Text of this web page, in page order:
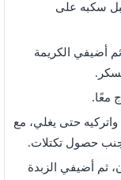
قبل سكبه على
أضيفي الكريمة
معًا.
حتى يغلي، مع
حصول تكتلات.
ثم أضيفي الزبدة